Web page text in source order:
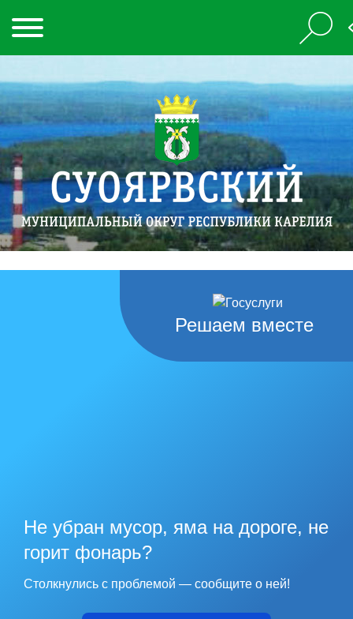
Решаем вместе
Не убран мусор, яма на дороге, не
горит фонарь?
Столкнулись с проблемой — сообщите о ней!